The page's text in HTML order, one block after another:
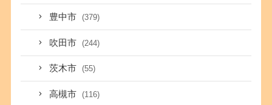
豊中市 (379)
吹田市 (244)
茨木市 (55)
高槻市 (116)